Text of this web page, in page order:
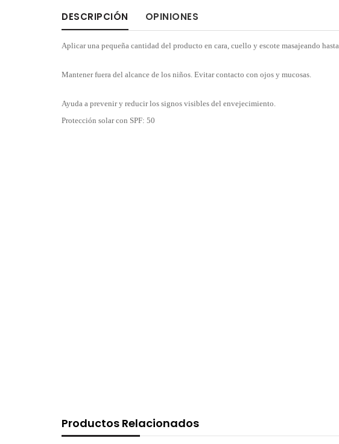
DESCRIPCIÓN OPINIONES
Aplicar una pequeña cantidad del producto en cara, cuello y escote masajeando
Mantener fuera del alcance de los niños. Evitar contacto con ojos y mucosas.
Ayuda a prevenir y reducir los signos visibles del envejecimiento.
Protección solar con SPF: 50
Productos Relacionados